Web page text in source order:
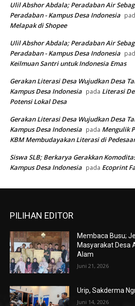
Ulil Abshor Abdala; Peradaban Air
Peradaban - Kampus Desa Indonesia
Melapak di Shopee
Ulil Abshor Abdala; Peradaban Air
Peradaban - Kampus Desa Indonesia
Keilmuan Santri untuk Indonesia Emas
Gerakan Literasi Desa Wujudkan Desa
Kampus Desa Indonesia pada Literasi
Potensi Lokal Desa
Gerakan Literasi Desa Wujudkan Desa
Kampus Desa Indonesia pada Mengulik
KBM Membudayakan Literasi di
Siswa SLB; Berkarya Gerakkan
Kampus Desa Indonesia pada Ecoprint
PILIHAN EDITOR
Membaca Busu;
Masyarakat Desa
Alam
Juni 21, 2026
Urip, Sakderma
Juni 14, 2026